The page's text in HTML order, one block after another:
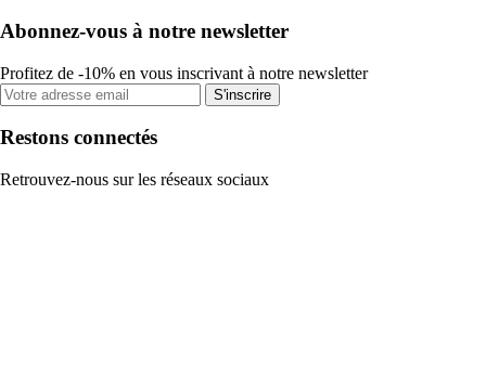
Abonnez-vous à notre newsletter
Profitez de -10% en vous inscrivant à notre newsletter
S'inscrire
Restons connectés
Retrouvez-nous sur les réseaux sociaux